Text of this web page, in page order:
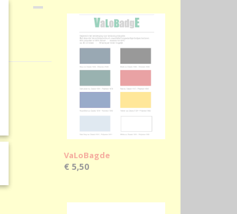
VaLoBagde
€ 5,50